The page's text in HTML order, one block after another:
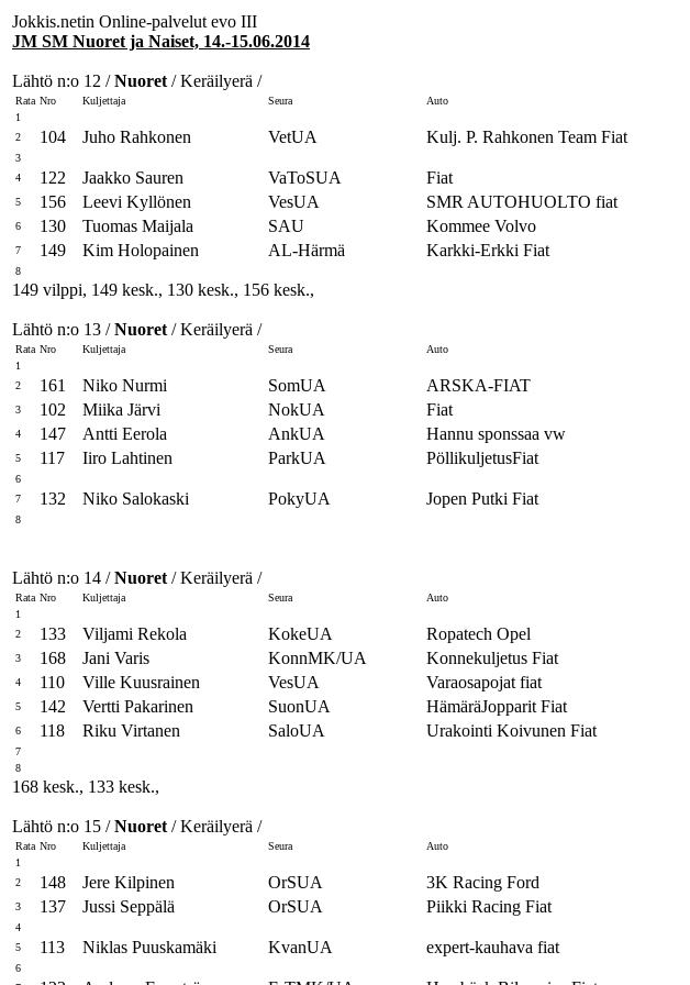
Jokkis.netin Online-palvelut evo III
JM SM Nuoret ja Naiset, 14.-15.06.2014
Lähtö n:o 12 /Nuoret / Keräilyerä /
Rata Nro Kuljettaja Seura Auto
1
2
104 Juho Rahkonen VetUA Kulj. P. Rahkonen Team Fiat
3
4
122 Jaakko Sauren VaToSUA Fiat
5 156 Leevi Kyllönen VesUA SMR AUTOHUOLTO fiat
6 130 Tuomas Maijala SAU Kommee Volvo
7 149 Kim Holopainen AL-Härmä Karkki-Erkki Fiat
8
149 vilppi, 149 kesk., 130 kesk., 156 kesk.,
Lähtö n:o 13 /Nuoret / Keräilyerä /
Rata Nro Kuljettaja Seura Auto
1
2
161 Niko Nurmi SomUA ARSKA-FIAT
3 102 Miika Järvi NokUA Fiat
4 147 Antti Eerola AnkUA Hannu sponssaa vw
5 117 Iiro Lahtinen ParkUA PöllikuljetusFiat
6
7
132 Niko Salokaski PokyUA Jopen Putki Fiat
8
Lähtö n:o 14 /Nuoret / Keräilyerä /
Rata Nro Kuljettaja Seura Auto
1
2
133 Viljami Rekola KokeUA Ropatech Opel
3 168 Jani Varis KonnMK/UA Konnekuljetus Fiat
4 110 Ville Kuusrainen VesUA Varaosapojat fiat
5 142 Vertti Pakarinen SuonUA HämäräJopparit Fiat
6 118 Riku Virtanen SaloUA Urakointi Koivunen Fiat
7
8
168 kesk., 133 kesk.,
Lähtö n:o 15 /Nuoret / Keräilyerä /
Rata Nro Kuljettaja Seura Auto
1
2
148 Jere Kilpinen OrSUA 3K Racing Ford
3 137 Jussi Seppälä OrSUA Piikki Racing Fiat
4
5
113 Niklas Puuskamäki KvanUA expert-kauhava fiat
6